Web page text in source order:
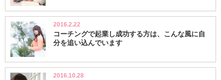
2016.2.22
コーチングで起業し成功する方は、こんな風に自
分を追い込んでいます
2016.10.28